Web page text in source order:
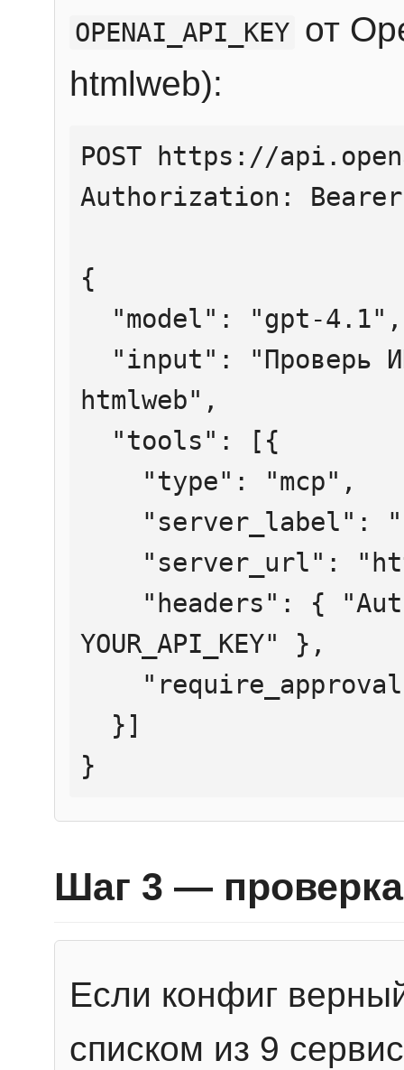
OPENAI_API_KEY от
htmlweb):
POST https://
Authorization:
{
htmlweb",
YOUR_API_KEY" },
}
Шаг 3 — проверка
Если конфиг
списком из 9